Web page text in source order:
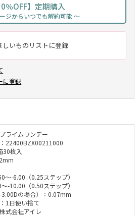
％OFF】定期購入
ジからいつでも解約可能 ～
しいものリストに登録
に登録
ライムワンデー
22400BZX00211000
30枚入
～-6.00（0.25ステップ）
10.00（0.50ステップ）
3.00Dの場合）：0.07mm
1日使い捨て
式会社アイレ